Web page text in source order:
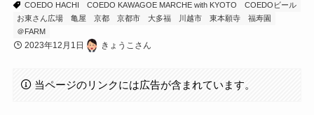
COEDO HACHI
COEDO KAWAGOE MARCHE with KYOTO
COEDOビール
お東さん広場
亀屋 京都 京都市 大多福 川越市 東本願寺
福寿園
＠FARM
2023年12月1日 きょうこさん
当ページのリンクには広告が含まれています。